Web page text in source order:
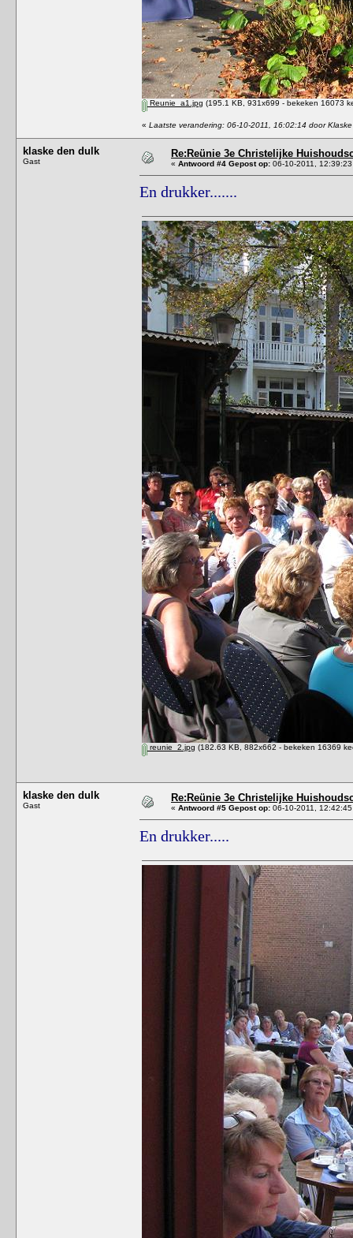
Reunie_a1.jpg (195.1 KB, 931x699 - bekeken 16073
« Laatste verandering: 06-10-2011, 16:02:14 door
klaske den dulk
Gast
Re:Reünie 3e Christelijke
« Antwoord #4 Gepost op: 06-10-2011,
En drukker.......
reunie_2.jpg (182.63 KB, 882x662 - bekeken 16369
klaske den dulk
Gast
Re:Reünie 3e Christelijke
« Antwoord #5 Gepost op: 06-10-2011,
En drukker.....